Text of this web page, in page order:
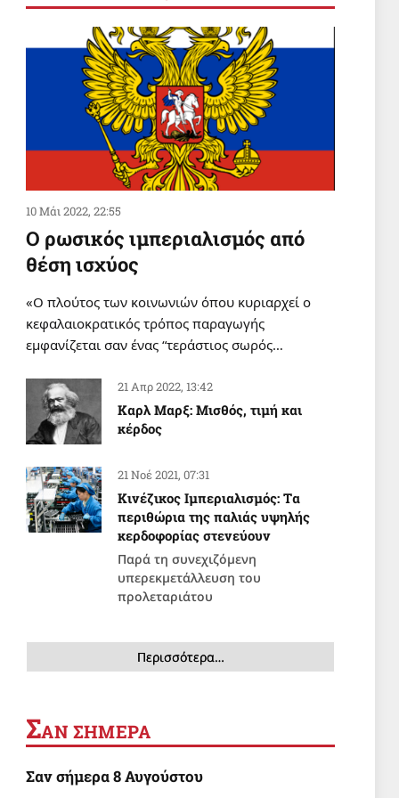
Σαν σήμερα 6 Αυγούστου
6 Αυγ 2026, 00:01
ΔΙΕΘΝΗ
Οι δυνάμεις της Υεμένης
έπληξαν το αεροδρόμιο της
Ναζράν στη Σαουδική Αραβία και
ένα τάνκερ
5 Αυγ 2026, 20:22
10 Μάι 2022, 22:55
Ο ρωσικός ιμπεριαλισμός από
θέση ισχύος
«Ο πλούτος των κοινωνιών όπου κυριαρχεί ο
κεφαλαιοκρατικός τρόπος παραγωγής
εμφανίζεται σαν ένας “τεράστιος σωρός…
21 Απρ 2022, 13:42
Καρλ Μαρξ: Μισθός, τιμή και
κέρδος
21 Νοέ 2021, 07:31
Κινέζικος Ιμπεριαλισμός: Tα
περιθώρια της παλιάς υψηλής
κερδοφορίας στενεύουν
Παρά τη συνεχιζόμενη
υπερεκμετάλλευση του
προλεταριάτου
Περισσότερα…
ΣΑΝ ΣΗΜΕΡΑ
Σαν σήμερα 8 Αυγούστου